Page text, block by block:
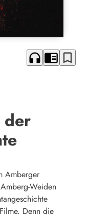
headphones chrome_reader_mode bookmark_border
der
Amberger
Weiden
Denn die